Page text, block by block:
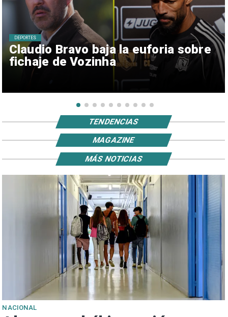
Claudio Bravo baja la euforia sobre
fichaje de Vozinha
DEPORTES
TENDENCIAS
MAGAZINE
NACIONAL
MÁS NOTICIAS